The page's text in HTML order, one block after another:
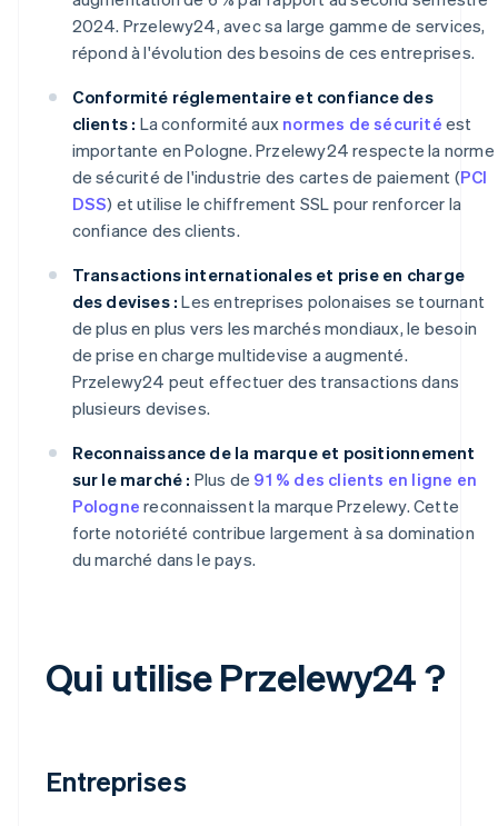
2024. Przelewy24, avec sa large gamme de services,
répond à l'évolution des besoins de ces entreprises.
Conformité réglementaire et confiance des
clients : La conformité aux normes de sécurité est
importante en Pologne. Przelewy24 respecte la norme
de sécurité de l'industrie des cartes de paiement (PCI
DSS) et utilise le chiffrement SSL pour renforcer la
confiance des clients.
Transactions internationales et prise en charge
des devises : Les entreprises polonaises se tournant
de plus en plus vers les marchés mondiaux, le besoin
de prise en charge multidevise a augmenté.
Przelewy24 peut effectuer des transactions dans
plusieurs devises.
Reconnaissance de la marque et positionnement
sur le marché : Plus de 91 % des clients en ligne en
Pologne reconnaissent la marque Przelewy. Cette
forte notoriété contribue largement à sa domination
du marché dans le pays.
Qui utilise Przelewy24 ?
Entreprises